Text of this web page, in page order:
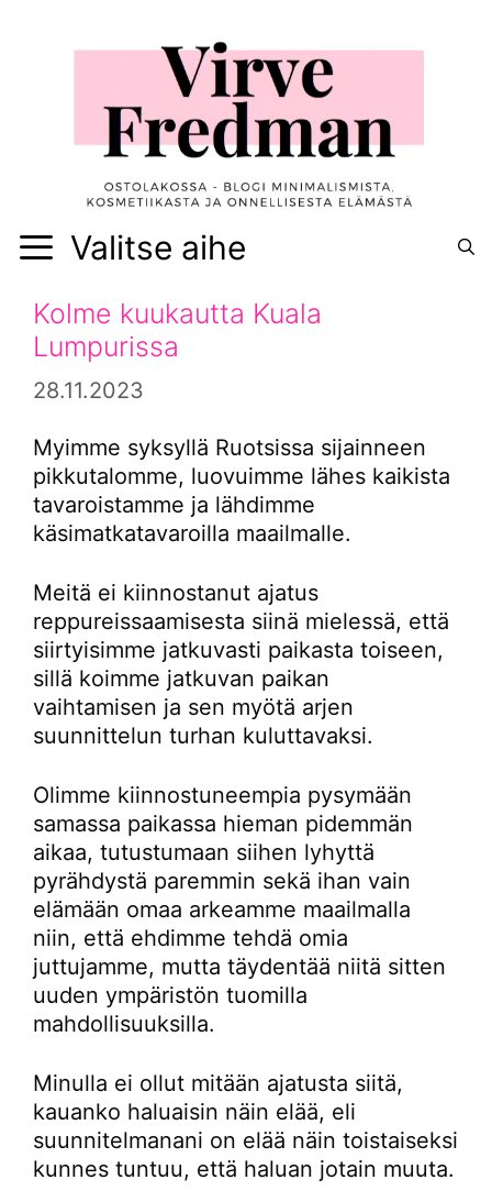
Valitse aihe
Kolme kuukautta Kuala
Lumpurissa
28.11.2023
Myimme syksyllä Ruotsissa sijainneen
pikkutalomme, luovuimme lähes kaikista
tavaroistamme ja lähdimme
käsimatkatavaroilla maailmalle.
Meitä ei kiinnostanut ajatus
reppureissaamisesta siinä mielessä, että
siirtyisimme jatkuvasti paikasta toiseen,
sillä koimme jatkuvan paikan
vaihtamisen ja sen myötä arjen
suunnittelun turhan kuluttavaksi.
Olimme kiinnostuneempia pysymään
samassa paikassa hieman pidemmän
aikaa, tutustumaan siihen lyhyttä
pyrähdystä paremmin sekä ihan vain
elämään omaa arkeamme maailmalla
niin, että ehdimme tehdä omia
juttujamme, mutta täydentää niitä sitten
uuden ympäristön tuomilla
mahdollisuuksilla.
Minulla ei ollut mitään ajatusta siitä,
kauanko haluaisin näin elää, eli
suunnitelmanani on elää näin toistaiseksi
kunnes tuntuu, että haluan jotain muuta.